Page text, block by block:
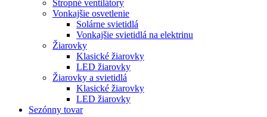
Stropné ventilátory
Vonkajšie osvetlenie
Solárne svietidlá
Vonkajšie svietidlá na elektrinu
Žiarovky
Klasické žiarovky
LED žiarovky
Žiarovky a svietidlá
Klasické žiarovky
LED žiarovky
Sezónny tovar